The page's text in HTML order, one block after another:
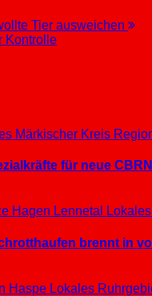
Tier ausweichen
Kontrolle
Märkischer Kreis
für neue
Hagen Lennetal Lokales
brennt in
Haspe Lokales